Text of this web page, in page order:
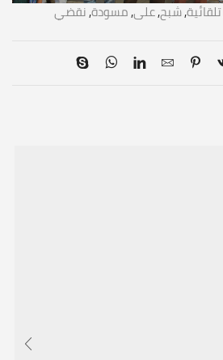
تلقائية,شبح,على,مسودة,نقضي